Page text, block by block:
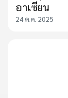
อาเซียน
24 ต.ค. 2025